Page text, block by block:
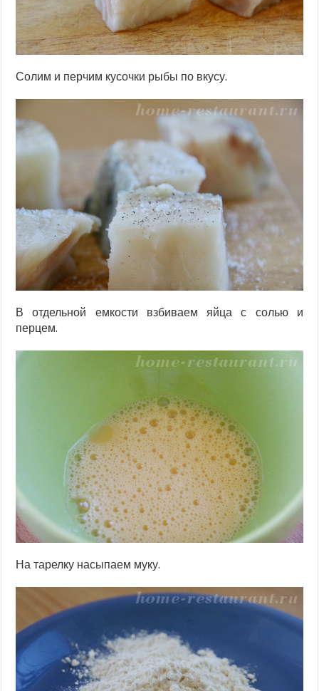
Солим и перчим кусочки рыбы по вкусу.
В отдельной емкости взбиваем яйца с солью и
перцем.
На тарелку насыпаем муку.